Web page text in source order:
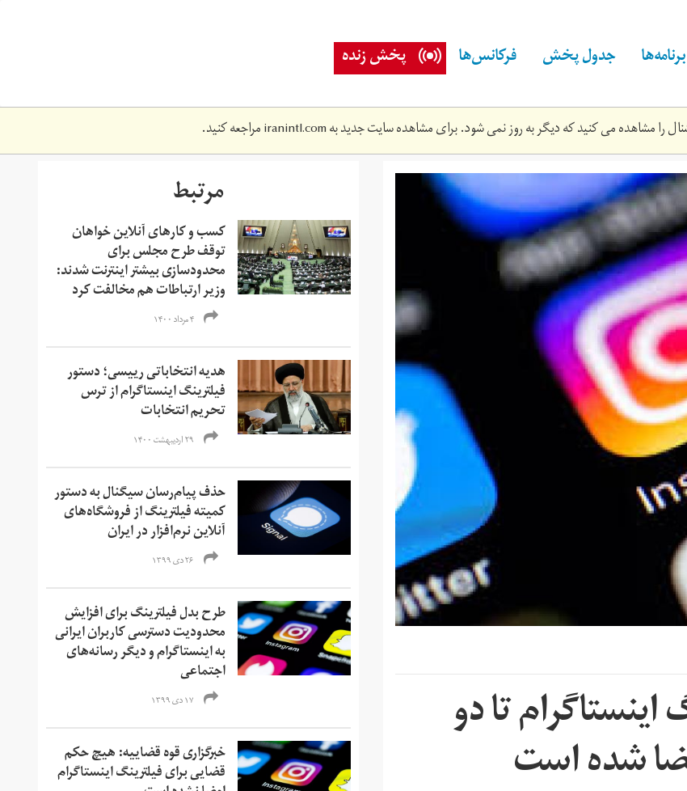
برنامه‌ها جدول پخش فرکانس‌ها پخش زنده
را مشاهده می کنید که دیگر به روز نمی شود. برای مشاهده سایت جدید بهiranintl.comمراجعه کنید.
تا دو
شده است
مرتبط
کسب و کارهای آنلاین خواهان
توقف طرح مجلس برای
محدودسازی بیشتر اینترنت شدند:
وزیر ارتباطات هم مخالفت کرد
۴ مرداد ۱۴۰۰
هدیه انتخاباتی رییسی؛ دستور
فیلترینگ اینستاگرام از ترس
تحریم انتخابات
۲۹ اردیبهشت ۱۴۰۰
حذف پیام‌رسان سیگنال به دستور
کمیته فیلترینگ از فروشگاه‌های
آنلاین نرم‌افزار در ایران
۲۶ دی ۱۳۹۹
طرح بدل فیلترینگ برای افزایش
محدودیت دسترسی کاربران ایرانی
به اینستاگرام و دیگر رسانه‌‌های
اجتماعی
۱۷ دی ۱۳۹۹
خبرگزاری قوه قضاییه: هیچ حکم
قضایی برای فیلترینگ اینستاگرام